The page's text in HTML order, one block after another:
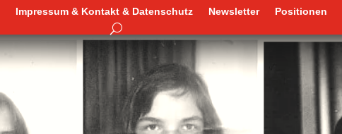
Impressum & Kontakt & Datenschutz Newsletter Positionen
Impressum & Kontakt & Datenschutz Newsletter Positionen